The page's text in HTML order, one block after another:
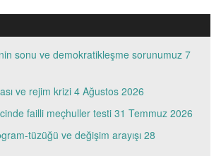
sonu ve demokratikleşme sorunumuz 7
ve rejim krizi 4 Ağustos 2026
failli meçhuller testi 31 Temmuz 2026
tüzüğü ve değişim arayışı 28